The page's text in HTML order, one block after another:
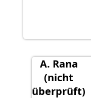
A. Rana
(nicht
überprüft)